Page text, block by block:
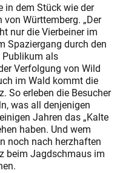
in dem Stück wie der
von Württemberg. „Der
nur die Vierbeiner im
Spaziergang durch den
Publikum als
Verfolgung von Wild
im Wald kommt die
So erleben die Besucher
was all denjenigen
Jahren das „Kalte
haben. Und wem
noch nach herzhaften
beim Jagdschmaus im